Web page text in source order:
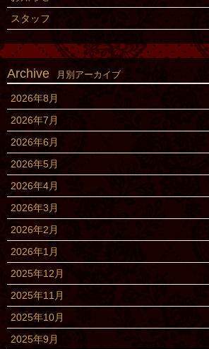
スタッフ
Archive 月別アーカイブ
2026年8月
2026年7月
2026年6月
2026年5月
2026年4月
2026年3月
2026年2月
2026年1月
2025年12月
2025年11月
2025年10月
2025年9月